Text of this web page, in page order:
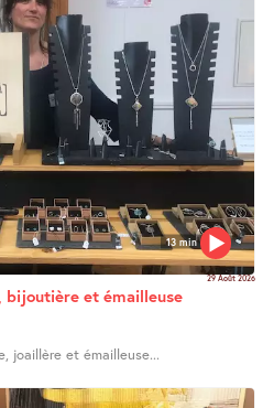
13 min
29 Août 2026
bijoutière et émailleuse
joaillère et émailleuse...